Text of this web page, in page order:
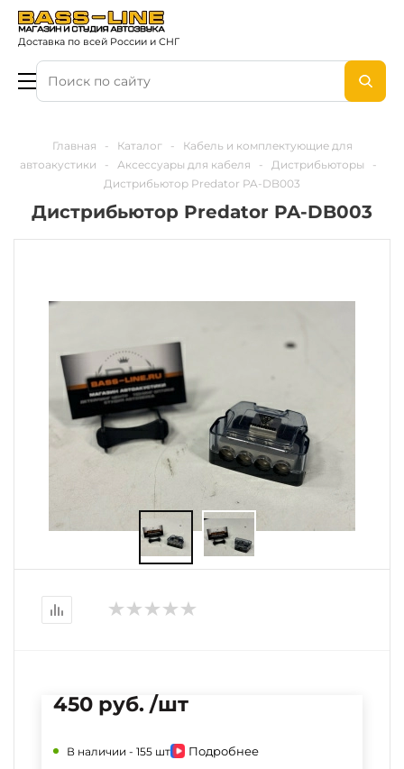
Доставка по всей России и СНГ
Главная - Каталог -
Кабель и комплектующие для
автоакустики
- Аксессуары для кабеля - Дистрибьюторы
-
Дистрибьютор Predator PA-DB003
Дистрибьютор Predator PA-DB003
450 руб. /шт
В наличии - 155 шт Подробнее